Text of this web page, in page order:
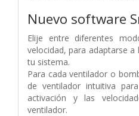
Nuevo software
Elije entre diferentes
velocidad, para adaptarse
tu sistema.
Para cada ventilador o
de ventilador intuitiva
activación y las
ventilador.